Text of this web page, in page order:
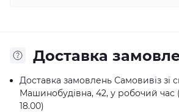
Доставка
Доставка замовлень Самовивіз зі
Машинобудівна, 42, у робочий час
18.00)